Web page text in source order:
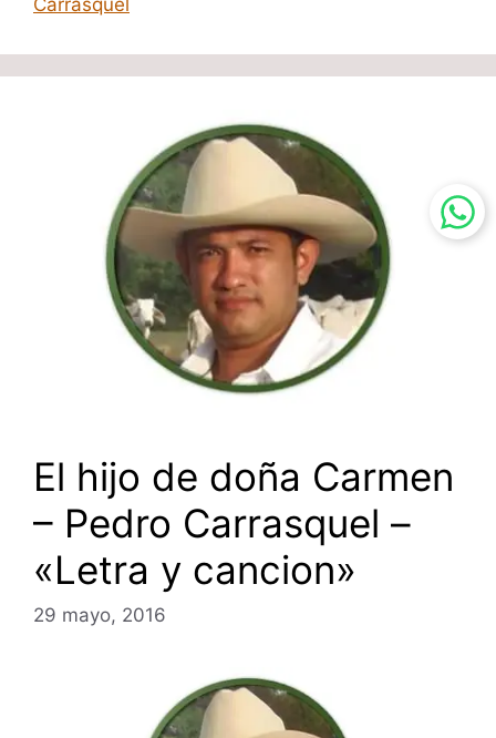
Carrasquel
El hijo de doña Carmen
– Pedro Carrasquel –
«Letra y cancion»
29 mayo, 2016